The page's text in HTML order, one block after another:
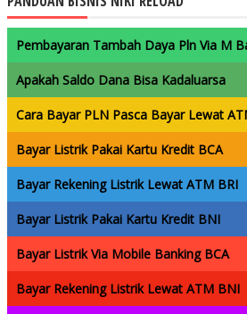
Pembayaran Tambah Daya Pln Via M
Apakah Saldo Dana Bisa Kadaluarsa
Cara Bayar PLN Pasca Bayar Lewat
Bayar Listrik Pakai Kartu Kredit BCA
Bayar Rekening Listrik Lewat ATM BRI
Bayar Listrik Pakai Kartu Kredit BNI
Bayar Listrik Via Mobile Banking BCA
Bayar Rekening Listrik Lewat ATM BNI